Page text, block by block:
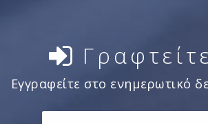
Εγγραφείτε στο ενημερωτικό